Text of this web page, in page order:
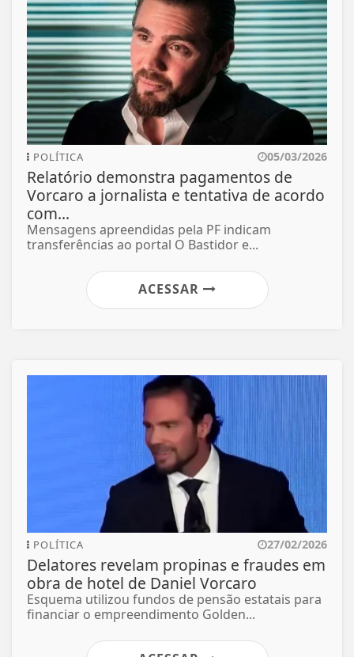
POLÍTICA 05/03/2026
Relatório demonstra pagamentos de
Vorcaro a jornalista e tentativa de acordo
com...
Mensagens apreendidas pela PF indicam
transferências ao portal O Bastidor e...
ACESSAR
POLÍTICA 27/02/2026
Delatores revelam propinas e fraudes em
obra de hotel de Daniel Vorcaro
Esquema utilizou fundos de pensão estatais para
financiar o empreendimento Golden...